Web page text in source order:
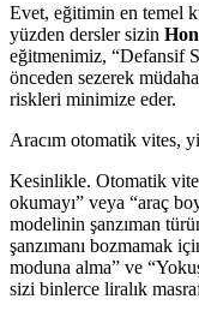
Evet, eğitimin en temel
yüzden dersler sizin
eğitmenimiz, “Defansif
önceden sezerek
riskleri minimize eder.
Aracım otomatik vites,
Kesinlikle. Otomatik
okumayı” veya “araç
modelinin şanzıman
şanzımanı bozmamak
moduna alma” ve
sizi binlerce liralık